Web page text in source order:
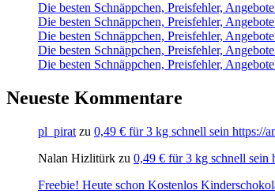
Die besten Schnäppchen, Preisfehler,
Die besten Schnäppchen, Preisfehler,
Die besten Schnäppchen, Preisfehler,
Die besten Schnäppchen, Preisfehler,
Die besten Schnäppchen, Preisfehler,
Neueste Kommentare
pl_pirat zu 0,49 € für 3 kg schnell sein
Nalan Hizlitürk zu 0,49 € für 3 kg schnell
Freebie! Heute schon Kostenlos